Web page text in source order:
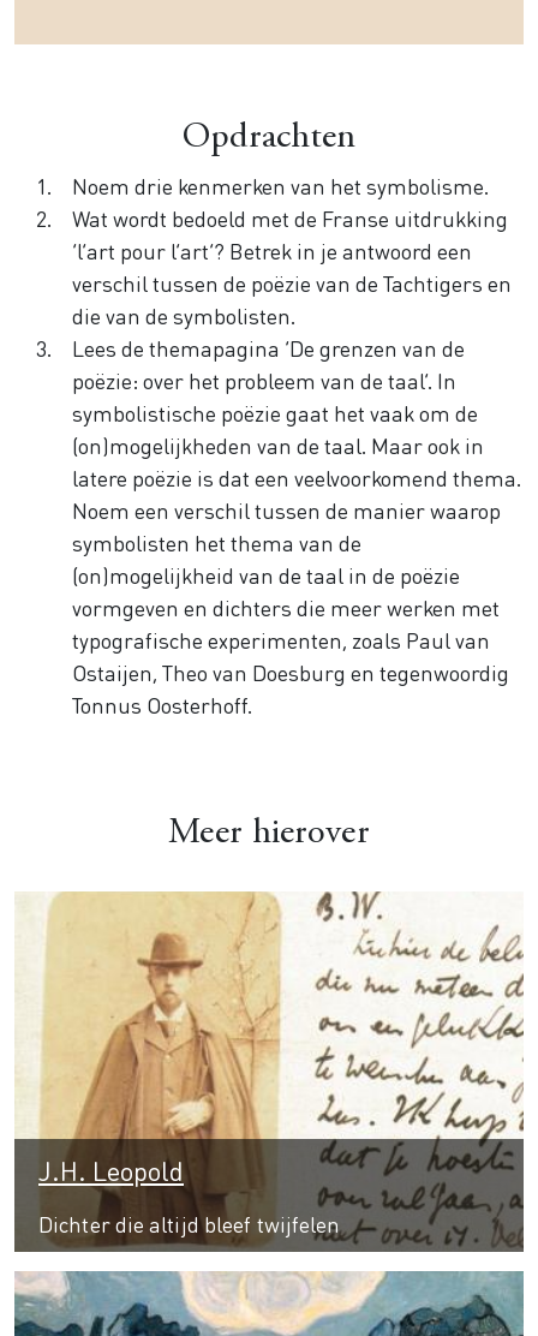
Opdrachten
Noem drie kenmerken van het symbolisme.
Wat wordt bedoeld met de Franse uitdrukking
‘l’art pour l’art’? Betrek in je antwoord een
verschil tussen de poëzie van de Tachtigers en
die van de symbolisten.
Lees de themapagina ‘De grenzen van de
poëzie: over het probleem van de taal’. In
symbolistische poëzie gaat het vaak om de
(on)mogelijkheden van de taal. Maar ook in
latere poëzie is dat een veelvoorkomend thema.
Noem een verschil tussen de manier waarop
symbolisten het thema van de
(on)mogelijkheid van de taal in de poëzie
vormgeven en dichters die meer werken met
typografische experimenten, zoals Paul van
Ostaijen, Theo van Doesburg en tegenwoordig
Tonnus Oosterhoff.
Meer hierover
J.H. Leopold
Dichter die altijd bleef twijfelen